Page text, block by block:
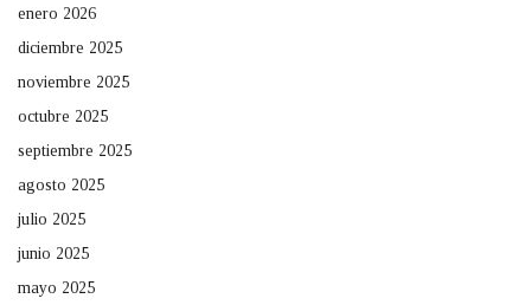
enero 2026
diciembre 2025
noviembre 2025
octubre 2025
septiembre 2025
agosto 2025
julio 2025
junio 2025
mayo 2025